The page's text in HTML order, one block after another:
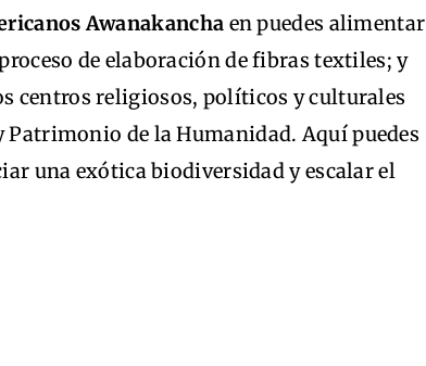
Awanakancha en puedes alimentar
de elaboración de fibras textiles; y
centros religiosos, políticos y culturales
de la Humanidad. Aquí puedes
una exótica biodiversidad y escalar el